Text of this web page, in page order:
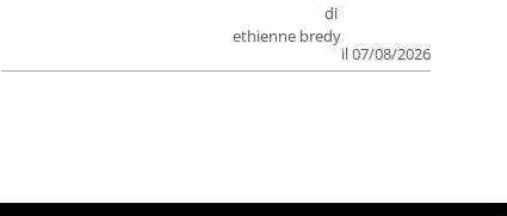
di
ethienne bredy
il 07/08/2026